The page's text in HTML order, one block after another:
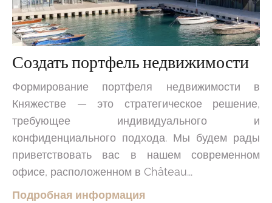
Создать портфель недвижимости
Формирование портфеля недвижимости в
Княжестве — это стратегическое решение,
требующее индивидуального и
конфиденциального подхода. Мы будем рады
приветствовать вас в нашем современном
офисе, расположенном в Château...
Подробная информация